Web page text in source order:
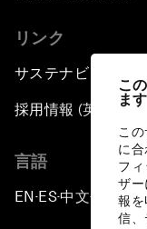
こ
ます
こ
に
フ
ザー
報を
信、
リンク
サステナビリティ
採用情報 (英語のみ)
言語
EN ▪ES▪中文▪ 日本語